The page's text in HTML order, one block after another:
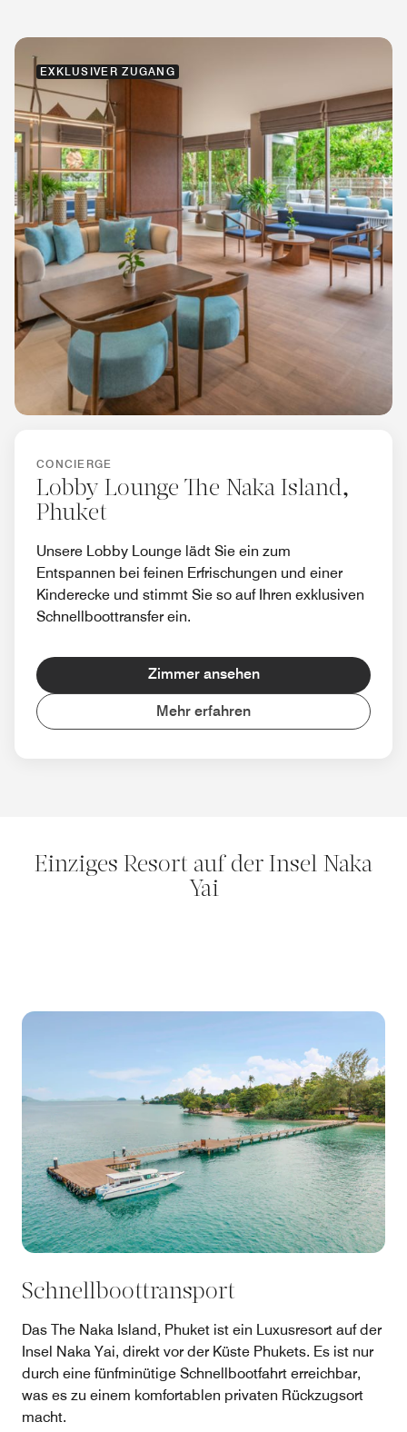
EXKLUSIVER ZUGANG
CONCIERGE
Lobby Lounge The Naka Island,
Phuket
Unsere Lobby Lounge lädt Sie ein zum
Entspannen bei feinen Erfrischungen und einer
Kinderecke und stimmt Sie so auf Ihren exklusiven
Schnellboottransfer ein.
Zimmer ansehen
Mehr erfahren
Einziges Resort auf der Insel Naka
Yai
Schnellboottransport
Das The Naka Island, Phuket ist ein Luxusresort auf der
Insel Naka Yai, direkt vor der Küste Phukets. Es ist nur
durch eine fünfminütige Schnellbootfahrt erreichbar,
was es zu einem komfortablen privaten Rückzugsort
macht.